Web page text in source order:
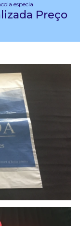
para eventos
especial personalizada
Preço